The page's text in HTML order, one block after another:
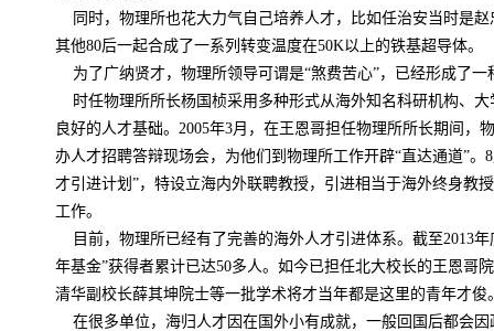
同时，物理所也花大力气自己培养人才，比如任治安当时是
其他80后一起合成了一系列转变温度在50K以上的铁基超导体。
为了广纳贤才，物理所领导可谓是“煞费苦心”，已经形成了一
时任物理所所长杨国桢采用多种形式从海外知名科研机构、
良好的人才基础。 2005年3月，在王恩哥担任物理所所长期间，
办人才招聘答辩现场会，为他们到物理所工作开辟“直达通道”。 8
才引进计划”，特设立海内外联聘教授，引进相当于海外终身教
工作。
目前，物理所已经有了完善的海外人才引进体系。截至2013年
年基金”获得者累计已达50多人。如今已担任北大校长的王恩哥
清华副校长薛其坤院士等一批学术将才当年都是这里的青年才俊
在很多单位，海归人才因在国外小有成就，一般回国后都会